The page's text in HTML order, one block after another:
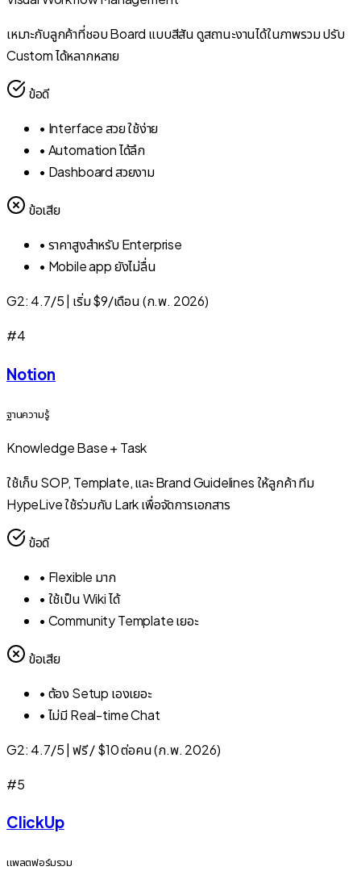
เหมาะกับลูกค้าที่ชอบ Board แบบสีสัน ดูสถานะงานได้ในภาพรวม ปรับ
Custom ได้หลากหลาย
ข้อดี
• Interface สวย ใช้ง่าย
• Automation ได้ลึก
• Dashboard สวยงาม
ข้อเสีย
• ราคาสูงสำหรับ Enterprise
• Mobile app ยังไม่ลื่น
G2: 4.7/5 เริ่ม $9/เดือน (ก.พ. 2026)
#4
Notion
ฐานความรู้
Knowledge Base + Task
ใช้เก็บ SOP, Template, และ Brand Guidelines ให้ลูกค้า ทีม
HypeLive ใช้ร่วมกับ Lark เพื่อจัดการเอกสาร
ข้อดี
• Flexible มาก
• ใช้เป็น Wiki ได้
• Community Template เยอะ
ข้อเสีย
• ต้อง Setup เองเยอะ
• ไม่มี Real-time Chat
G2: 4.7/5| ฟรี / $10 ต่อคน (ก.พ. 2026)
#5
ClickUp
แพลตฟอร์มรวม